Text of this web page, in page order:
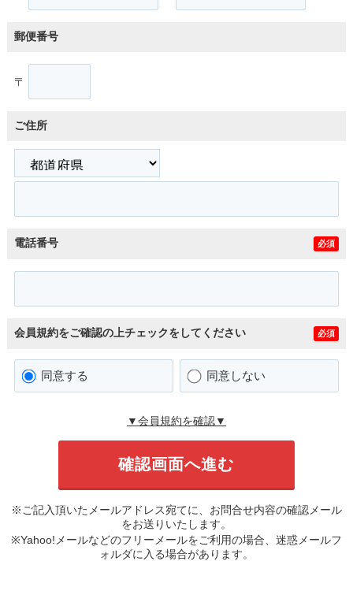
郵便番号
〒
ご住所
電話番号 必須
会員規約をご確認の上チェックをしてください 必須
同意する 同意しない
▼会員規約を確認▼
※ご記入頂いたメールアドレス宛てに、お問合せ内容の確認メール
をお送りいたします。
※Yahoo!メールなどのフリーメールをご利用の場合、迷惑メールフ
ォルダに入る場合があります。